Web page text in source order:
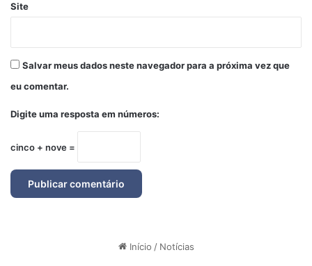
Site
Salvar meus dados neste navegador para a próxima vez que
eu comentar.
Digite uma resposta em números:
cinco + nove =